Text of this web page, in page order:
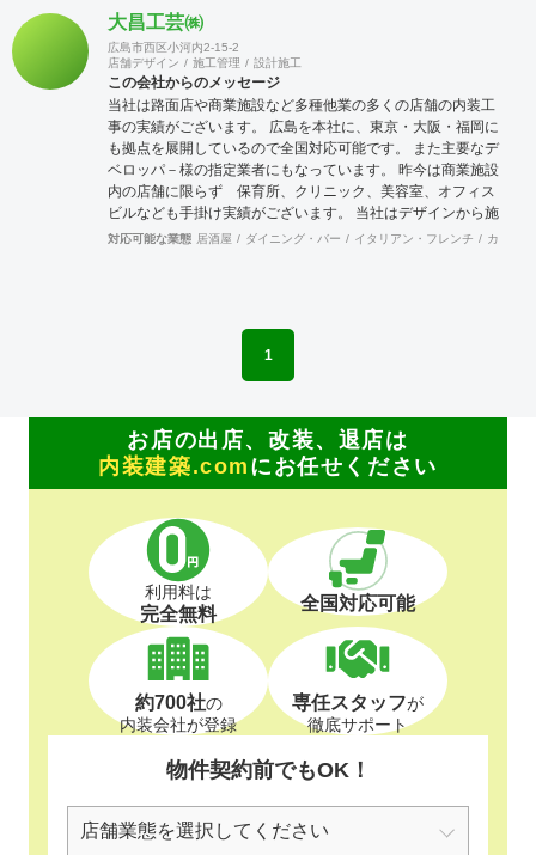
在する会員が組織的に活動しているからこそ可能となること
で、会員企業が増えれば、尚更の事です。 景気に左右されが
ちな建設業界に於いて、勝ち残るためには、会員同士の情報
交換を行いながら、組織的に活動を行う事が重要です。 ネッ
トでなんでも情報が集まる時代の中、実際に顔を合わせ、意
見交換することでより強固な絆を築きあげて行きます。 当組
合は、全国組織の利点を生かしてますます活発に活動して行
きます。ご賛同頂ける、同業者様のご加入をお待ちして居り
ます。
大昌工芸㈱
広島市西区小河内2-15-2
店舗デザイン
施工管理 設計施工
この会社からのメッセージ
当社は路面店や商業施設など多種他業の多くの店舗の内装工
事の実績がございます。 広島を本社に、東京・大阪・福岡に
も拠点を展開しているので全国対応可能です。 また主要なデ
ベロッパ－様の指定業者にもなっています。 昨今は商業施設
内の店舗に限らず 保育所、クリニック、美容室、オフィス
ビルなども手掛け実績がございます。 当社はデザインから施
工、アフターフォローまでを基本的にワンストップにて対応
対応可能な業態 居酒屋 ダイニング・バー イタリアン・フレンチ カフェ
1
お店の出店、改装、退店は
内装建築.com にお任せください
利用料は
完全無料 全国対応可能
約700社の
内装会社が登録
専任スタッフが
徹底サポート
物件契約前でもOK！